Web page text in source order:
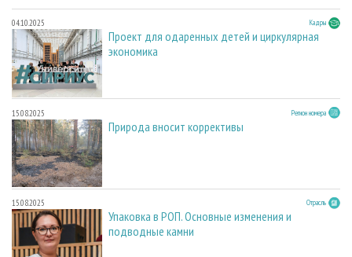
04.10.2025 Кадры
Проект для одаренных детей и циркулярная
экономика
15.08.2025 Регион номера
Природа вносит коррективы
15.08.2025 Отрасль
Упаковка в РОП. Основные изменения и
подводные камни